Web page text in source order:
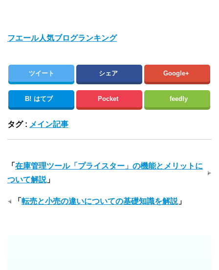
フエール人気ブログランキング
ツイート シェア Google+
B! はてブ Pocket feedly
タグ : メイン記事
「 在庫管理ツール「プライスター」の機能とメリットに
ついて解説」
「 転売と小売の違いについての基礎知識を解説」